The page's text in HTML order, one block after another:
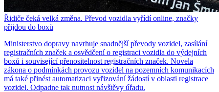
Řidiče čeká velká změna. Převod vozidla vyřídí online, značky
přijdou do boxů
Ministerstvo dopravy navrhuje snadnější převody vozidel, zasílání
registračních značek a osvědčení o registraci vozidla do výdejních
boxů i související přenositelnost registračních značek. Novela
zákona o podmínkách provozu vozidel na pozemních komunikacích
má také přinést automatizaci vyřizování žádostí v oblasti registrace
vozidel. Odpadne tak nutnost návštěvy úřadu.